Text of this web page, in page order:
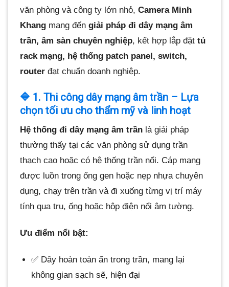
văn phòng và công ty lớn nhỏ, Camera Minh
Khang mang đến giải pháp đi dây mạng âm
trần, âm sàn chuyên nghiệp, kết hợp lắp đặt tủ
rack mạng, hệ thống patch panel, switch,
router đạt chuẩn doanh nghiệp.
🔷 1. Thi công dây mạng âm trần – Lựa
chọn tối ưu cho thẩm mỹ và linh hoạt
Hệ thống đi dây mạng âm trần là giải pháp
thường thấy tại các văn phòng sử dụng trần
thạch cao hoặc có hệ thống trần nổi. Cáp mạng
được luồn trong ống gen hoặc nẹp nhựa chuyên
dụng, chạy trên trần và đi xuống từng vị trí máy
tính qua trụ, ống hoặc hộp điện nổi âm tường.
Ưu điểm nổi bật:
✅ Dây hoàn toàn ẩn trong trần, mang lại
không gian sạch sẽ, hiện đại